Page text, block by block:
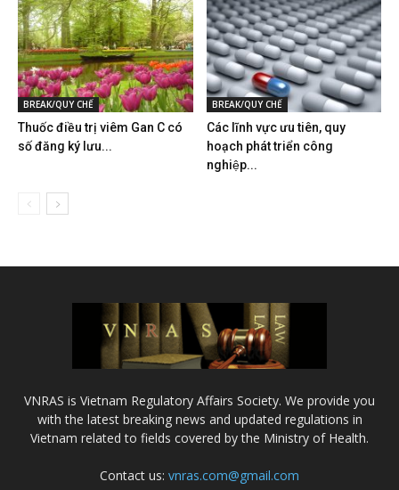
BREAK/QUY CHẾ
Thuốc điều trị viêm Gan C có
số đăng ký lưu...
BREAK/QUY CHẾ
Các lĩnh vực ưu tiên, quy
hoạch phát triển công
nghiệp...
VNRAS is Vietnam Regulatory Affairs Society. We provide you
with the latest breaking news and updated regulations in
Vietnam related to fields covered by the Ministry of Health.
Contact us: vnras.com@gmail.com